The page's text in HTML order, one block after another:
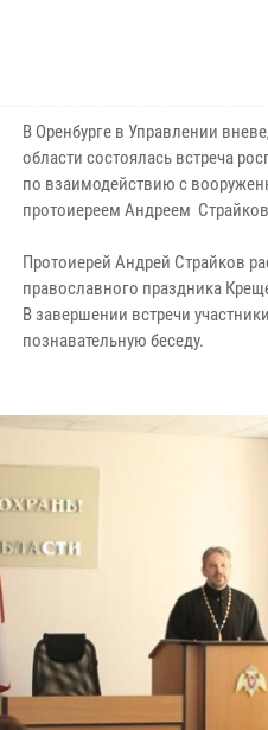
В Оренбурге в Управлении
области состоялась встреча
по взаимодействию с
протоиереем Андреем
Протоиерей Андрей Страйков
православного праздника
В завершении встречи
познавательную беседу.